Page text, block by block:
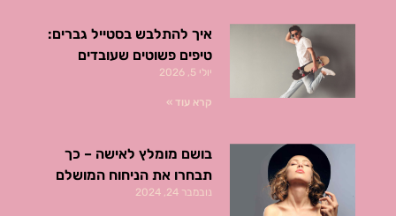
איך להתלבש בסטייל גברים:
טיפים פשוטים שעובדים
יולי 5, 2026
קרא עוד »
בושם מומלץ לאישה – כך
תבחרו את הניחוח המושלם
נובמבר 24, 2024